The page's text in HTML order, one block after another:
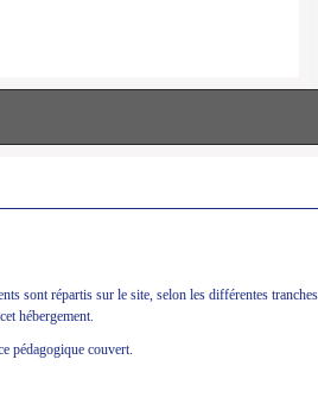
sont répartis sur le site, selon les différentes
hébergement.
pédagogique couvert.